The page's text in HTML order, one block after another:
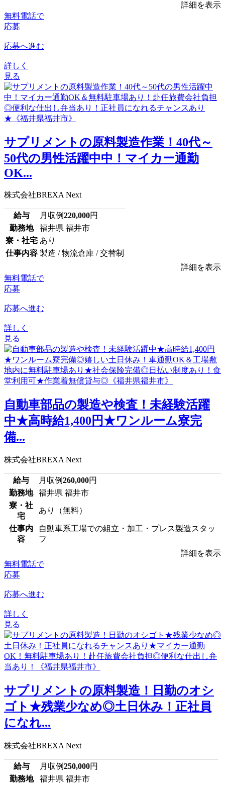
詳細を表示
無料電話で
応募
応募へ進む
詳しく
見る
サプリメントの原料製造作業！40代～
50代の男性活躍中中！マイカー通勤
OK...
株式会社BREXA Next
給与 月収例220,000円
勤務地
福井県 福井市
寮・社宅 あり
仕事内容 製造 / 物流倉庫 / 交替制
詳細を表示
無料電話で
応募
応募へ進む
詳しく
見る
自動車部品の製造や検査！未経験活躍
中★高時給1,400円★ワンルーム寮完
備...
株式会社BREXA Next
給与 月収例260,000円
勤務地
福井県 福井市
寮・社
宅
あり（無料）
仕事内
容
自動車系工場での組立・加工・プレス製造スタッ
フ
詳細を表示
無料電話で
応募
応募へ進む
詳しく
見る
サプリメントの原料製造！日勤のオシ
ゴト★残業少なめ◎土日休み！正社員
になれ...
株式会社BREXA Next
給与 月収例250,000円
勤務地
福井県 福井市